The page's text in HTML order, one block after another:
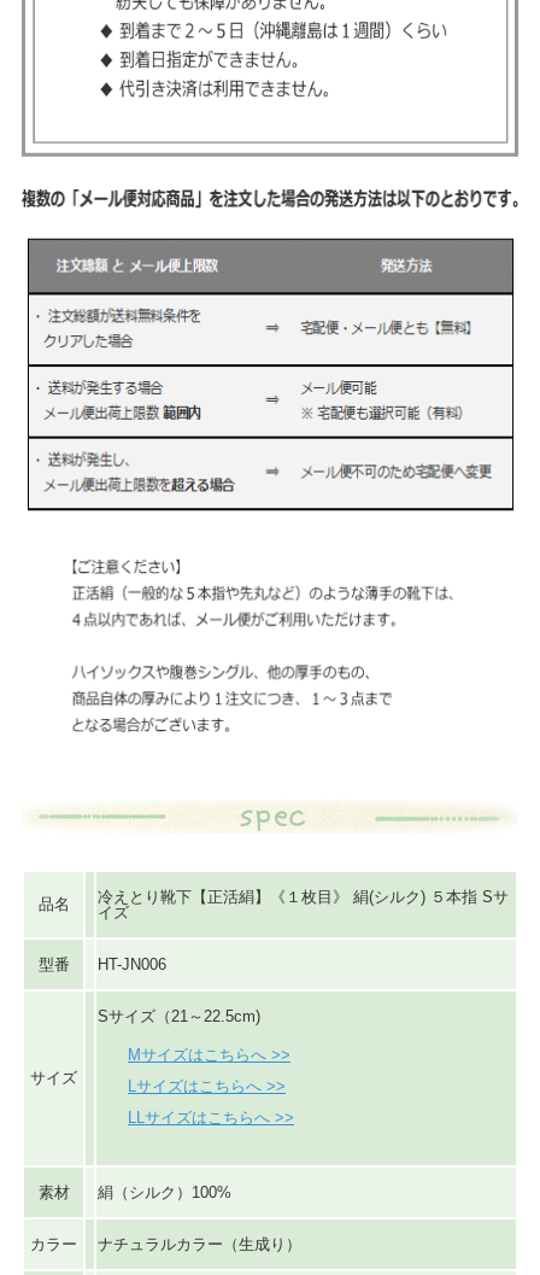
品名
冷えとり靴下【正活絹】《１枚目》 絹(シルク) ５本指 Sサ
イズ
型番 HT-JN006
サイズ
Sサイズ（21～22.5cm)
Mサイズはこちらへ >>
Lサイズはこちらへ >>
LLサイズはこちらへ >>
素材 絹（シルク）100%
カラー ナチュラルカラー（生成り）